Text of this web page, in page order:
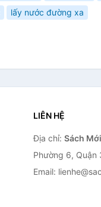
lấy nước đường xa
LIÊN HỆ
Địa chỉ: Sách
Phường 6, Quận
Email: